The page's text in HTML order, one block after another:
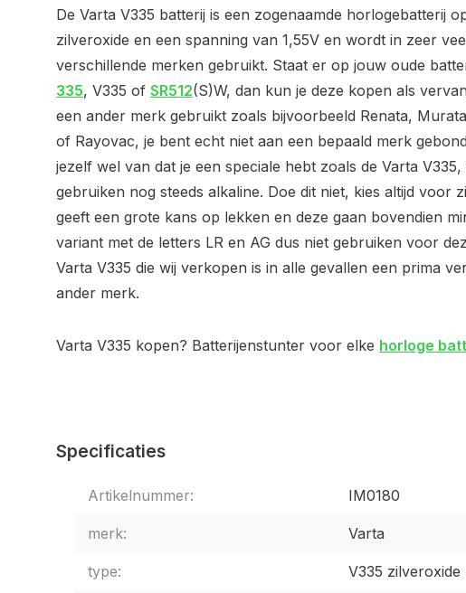
De Varta V335 batterij is een zogenaamde horlogebatterij
zilveroxide en een spanning van 1,55V en wordt in zeer
verschillende merken gebruikt. Staat er op jouw oude
335, V335 of SR512(S)W, dan kun je deze kopen als
een ander merk gebruikt zoals bijvoorbeeld Renata,
of Rayovac, je bent echt niet aan een bepaald merk
jezelf wel van dat je een speciale hebt zoals de Varta V335,
gebruiken nog steeds alkaline. Doe dit niet, kies altijd voor
geeft een grote kans op lekken en deze gaan bovendien
variant met de letters LR en AG dus niet gebruiken voor
Varta V335 die wij verkopen is in alle gevallen een prima
ander merk.
Varta V335 kopen? Batterijenstunter voor elke horloge
Specificaties
Artikelnummer: IM0180
merk: Varta
type: V335